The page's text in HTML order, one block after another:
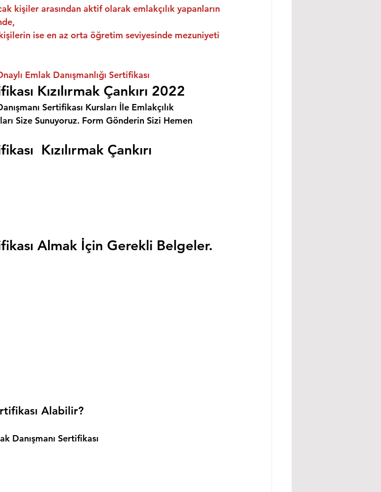
kişiler arasından aktif olarak emlakçılık yapanların
ise en az orta öğretim seviyesinde mezuniyeti
Emlak Danışmanlığı Sertifikası
Kızılırmak Çankırı 2022
Sertifikası Kursları İle Emlakçılık
Size Sunuyoruz. Form Gönderin Sizi Hemen
Kızılırmak Çankırı
Almak İçin Gerekli Belgeler.
Alabilir?
Danışmanı Sertifikası